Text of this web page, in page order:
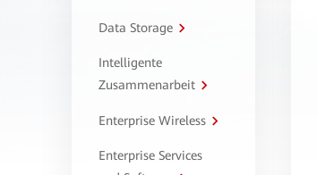
Data Storage
Intelligente
Zusammenarbeit
Enterprise Wireless
Enterprise Services